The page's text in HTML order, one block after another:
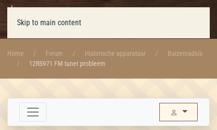
Skip to main content
Home Forum Historische apparatuur
Buizenradio's
12RS971 FM tuner probleem